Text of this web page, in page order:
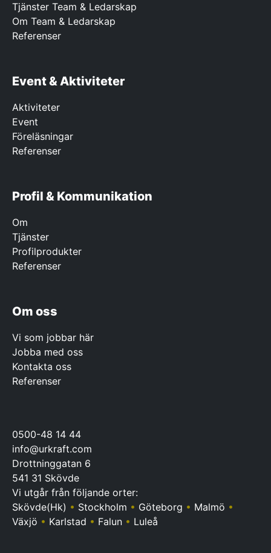
Tjänster Team & Ledarskap
Om Team & Ledarskap
Referenser
Event & Aktiviteter
Aktiviteter
Event
Föreläsningar
Referenser
Profil & Kommunikation
Om
Tjänster
Profilprodukter
Referenser
Om oss
Vi som jobbar här
Jobba med oss
Kontakta oss
Referenser
0500-48 14 44
info@urkraft.com
Drottninggatan 6
541 31 Skövde
Vi utgår från följande orter:
Skövde(Hk) • Stockholm • Göteborg • Malmö •
Växjö • Karlstad • Falun • Luleå